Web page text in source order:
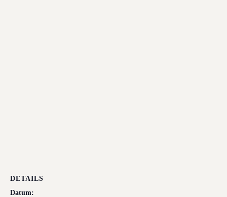
DETAILS
Datum: